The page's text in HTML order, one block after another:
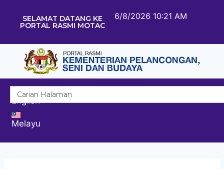
SELAMAT DATANG KE
PORTAL RASMI MOTAC
6/8/2026 10:21 AM
English
Melayu